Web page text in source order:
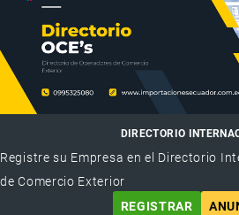
DIRECTORIO
Registre su Empresa en el Directorio
de Comercio Exterior
REGISTRAR